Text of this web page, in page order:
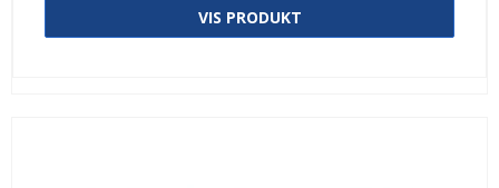
VIS PRODUKT